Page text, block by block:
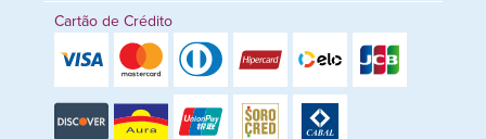
Cartão de Crédito